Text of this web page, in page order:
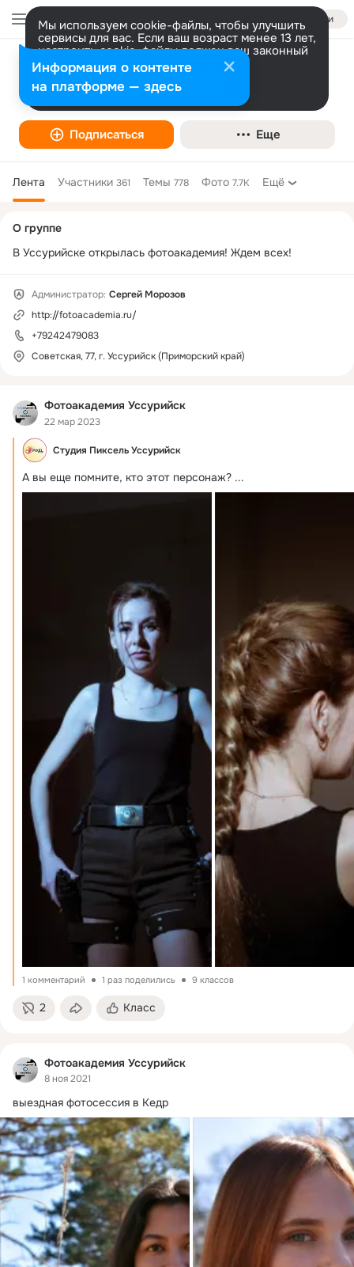
Войти
Мы используем cookie-файлы, чтобы улучшить
сервисы для вас. Если ваш возраст менее 13 лет,
настроить cookie-файлы должен ваш законный
представитель. Больше информации
Разрешить все Настроить
Фотоакадемия Уссурийск
Творчество
Подписаться Еще
Лента Участники 361 Темы 778 Фото 7.7K Ещё
Фотоакадемия Уссурийск
22 мар 2023
Студия Пиксель Уссурийск
А вы еще помните, кто этот персонаж? ...
1 комментарий 1 раз поделились 9 классов
2 Класс
Фотоакадемия Уссурийск
8 ноя 2021
выездная фотосессия в Кедр
колонка
О группе
В Уссурийске открылась фотоакадемия! Ждем всех!
Администратор: Cергей Морозов
http://fotoacademia.ru/
+79242479083
Советская, 77, г. Уссурийск (Приморский край)
Информация о контенте
на платформе — здесь